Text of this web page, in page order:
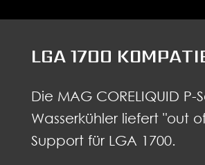
LGA 1700
Die MAG CORELIQUID P-
Wasserkühler liefert "out
Support für LGA 1700.